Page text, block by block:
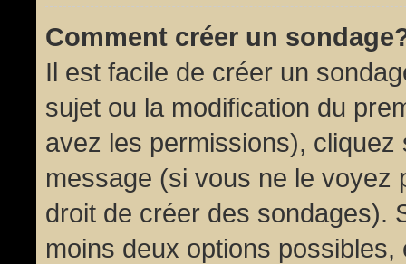
Comment créer un
Il est facile de créer un
sujet ou la modification du
avez les permissions), cliquez
message (si vous ne le voyez
droit de créer des sondages).
moins deux options